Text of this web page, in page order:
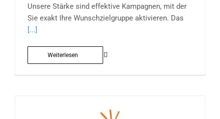
Unsere Stärke sind effektive Kampagnen, mit der
Sie exakt Ihre Wunschzielgruppe aktivieren. Das
[...]
Weiterlesen